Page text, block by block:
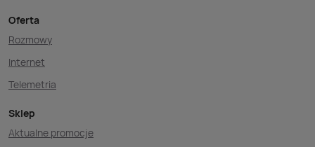
Oferta
Rozmowy
Internet
Telemetria
Sklep
Aktualne promocje